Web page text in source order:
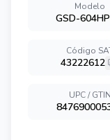
Modelo
GSD-604HP
Código
43222612
UPC / GTIN